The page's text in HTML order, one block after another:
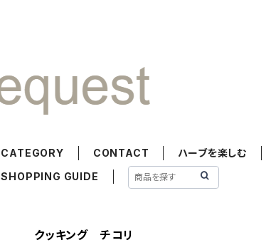
CATEGORY CONTACT
ハーブを楽しむ
SHOPPING GUIDE
クッキング チコリ